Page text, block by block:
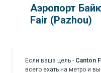
Аэропорт
Fair (Pazhou)
Если ваша цель - Canton
всего ехать на метро и